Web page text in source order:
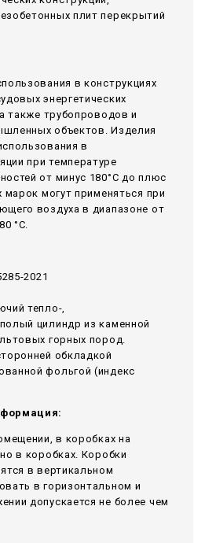
плит перекрытий
в конструкциях
энергетических
также трубопроводов и
объектов. Изделия
в
при температуре
от минус 180°С до плюс
марок могут применяться при
воздуха в диапазоне от
°С.
2021
тепло-,
цилиндр из каменной
горных пород.
обкладкой
фольгой (индекс
в коробках на
в коробках. Коробки
в вертикальном
в горизонтальном и
допускается не более чем